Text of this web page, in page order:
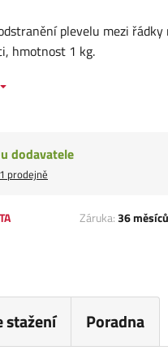
plevelu mezi
hmotnost 1 kg.
dodavatele
prodejně
Záruka:36 měsíců
stažení Poradna